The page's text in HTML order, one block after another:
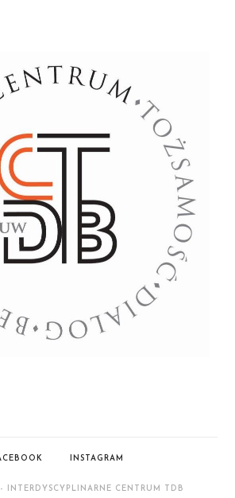
INSTAGRAM
INTERDYSCYPLINARNE CENTRUM TDB